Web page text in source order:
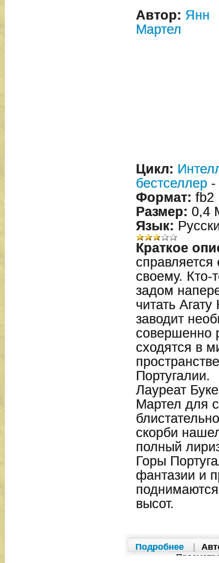
Автор: Янн
Мартел
Цикл:
бестселлер -
Формат: fb2
Размер: 0,4
Язык:
Краткое
своему. Кто-
задом
читать
заводит
совершенно
сходятся в
Португалии.
Лауреат
Мартел для
скорби
полный
Горы
фантазии и
высот.
Подробнее